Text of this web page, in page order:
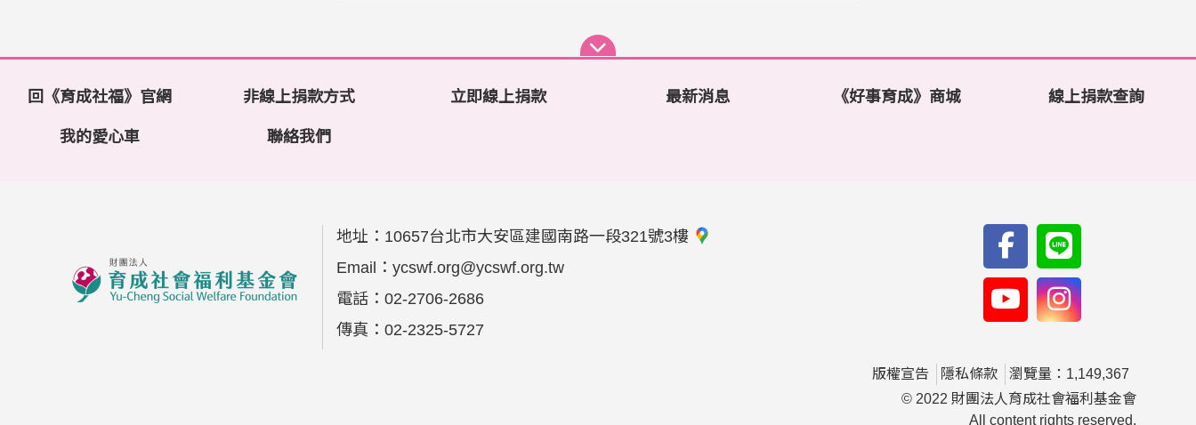
回《育成社福》官網 非線上捐款方式 立即線上捐款 最新消息 《好事育成》商城 線上捐款查詢
我的愛心車 聯絡我們
地址： 10657台北市大安區建國南路一段321號3樓
Email： ycswf.org@ycswf.org.tw
電話： 02-2706-2686
傳真： 02-2325-5727
版權宣告 隱私條款
瀏覽量：1,149,367
© 2022 財團法人育成社會福利基金會
All content rights reserved.